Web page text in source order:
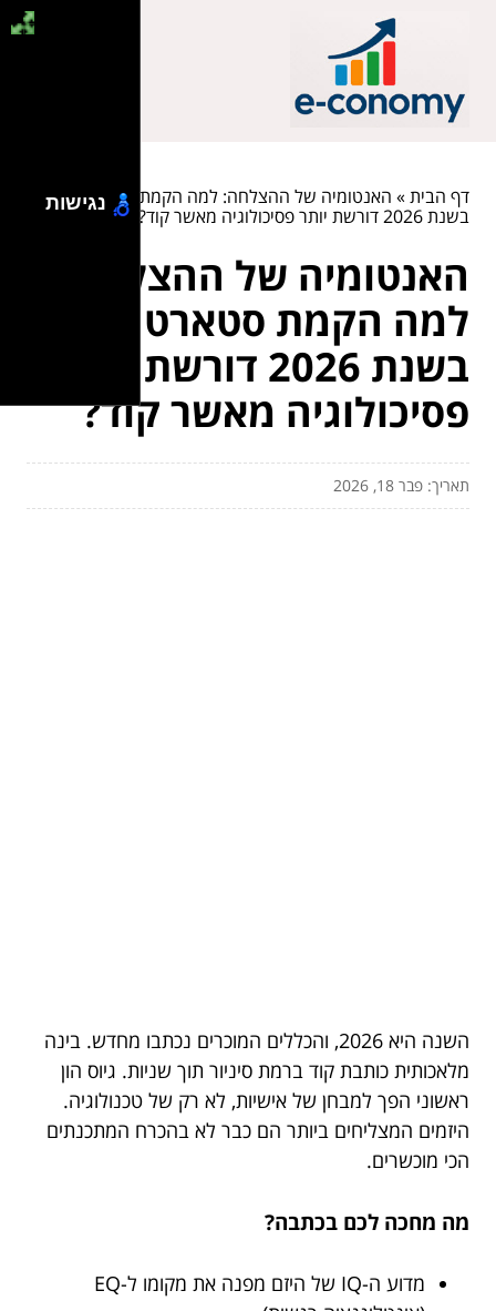
דף הבית» האנטומיה של ההצלחה: למה הקמת סטארט אפ
בשנת 2026 דורשת יותר פסיכולוגיה מאשר קוד?
האנטומיה של ההצלחה:
למה הקמת סטארט אפ
בשנת 2026 דורשת יותר
פסיכולוגיה מאשר קוד?
תאריך: פבר 18, 2026
השנה היא 2026, והכללים המוכרים נכתבו מחדש. בינה
מלאכותית כותבת קוד ברמת סיניור תוך שניות. גיוס הון
ראשוני הפך למבחן של אישיות, לא רק של טכנולוגיה.
היזמים המצליחים ביותר הם כבר לא בהכרח המתכנתים
הכי מוכשרים.
מה מחכה לכם בכתבה?
מדוע ה-IQ של היזם מפנה את מקומו ל-EQ
נגישות